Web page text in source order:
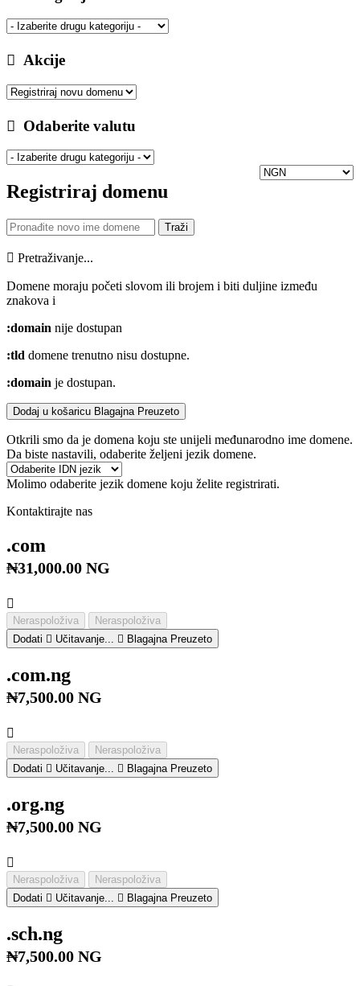
Akcije
Odaberite valutu
Registriraj domenu
Pretraživanje...
Domene moraju početi slovom ili brojem i biti duljine između
znakova i
:domain nije dostupan
:tld domene trenutno nisu dostupne.
:domain je dostupan.
Dodaj u košaricu Blagajna Preuzeto
Otkrili smo da je domena koju ste unijeli međunarodno ime domene.
Da biste nastavili, odaberite željeni jezik domene.
Molimo odaberite jezik domene koju želite registrirati.
Kontaktirajte nas
.com
₦31,000.00 NG
Neraspoloživa
Neraspoloživa
Dodati
Učitavanje... Blagajna Preuzeto
.com.ng
₦7,500.00 NG
Neraspoloživa
Neraspoloživa
Dodati
Učitavanje... Blagajna Preuzeto
.org.ng
₦7,500.00 NG
Neraspoloživa
Neraspoloživa
Dodati
Učitavanje... Blagajna Preuzeto
.sch.ng
₦7,500.00 NG